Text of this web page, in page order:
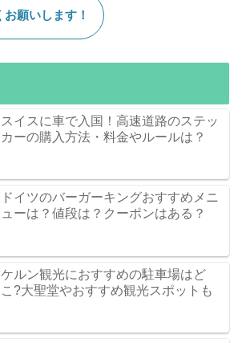
スイスに車で入国！高速道路のステッ
カーの購入方法・料金やルールは？
ドイツのバーガーキングおすすめメニ
ューは？値段は？クーポンはある？
ケルン観光におすすめの駐車場はど
こ?大聖堂やおすすめ観光スポットも